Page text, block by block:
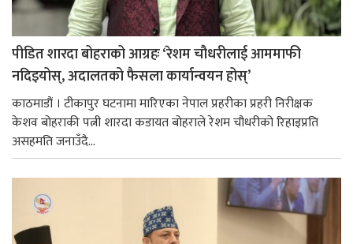
पीडित शारदा बोहराको आग्रहः ‘रेशम चौधरीलाई आममाफी
नदिइयोस्, अदालतको फैसला कार्यान्वयन होस्’
काठमाडौं । टीकापुर घटनामा मारिएका नेपाल प्रहरीका प्रहरी निरीक्षक
केशव बोहराकी पत्नी शारदा कडायत बोहराले रेशम चौधरीको रिहाइप्रति
असहमति जनाउँदै...